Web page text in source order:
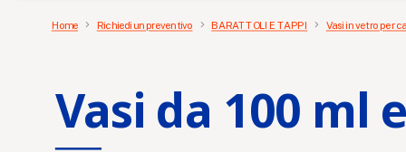
Home Richiedi un preventivo BARATTOLI E TAPPI Vasi in vetro per
Vasi da 100 ml